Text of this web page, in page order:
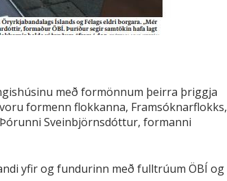
með formönnum þeirra þriggja
formenn flokkanna, Framsóknarflokks,
Sveinbjörnsdóttur, formanni
yfir og fundurinn með fulltrúum ÖBÍ og